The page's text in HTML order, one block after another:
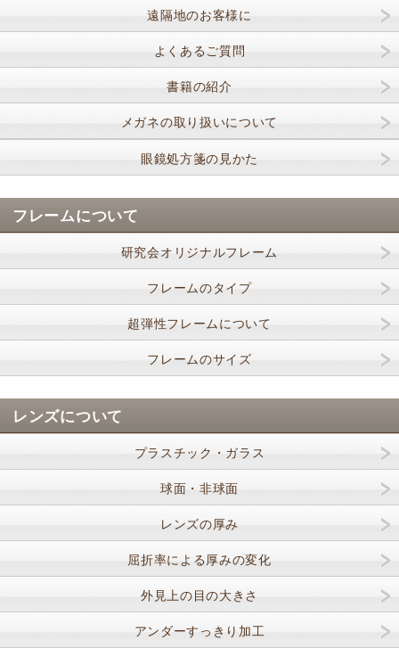
遠隔地のお客様に
よくあるご質問
書籍の紹介
メガネの取り扱いについて
眼鏡処方箋の見かた
フレームについて
研究会オリジナルフレーム
フレームのタイプ
超弾性フレームについて
フレームのサイズ
レンズについて
プラスチック・ガラス
球面・非球面
レンズの厚み
屈折率による厚みの変化
外見上の目の大きさ
アンダーすっきり加工